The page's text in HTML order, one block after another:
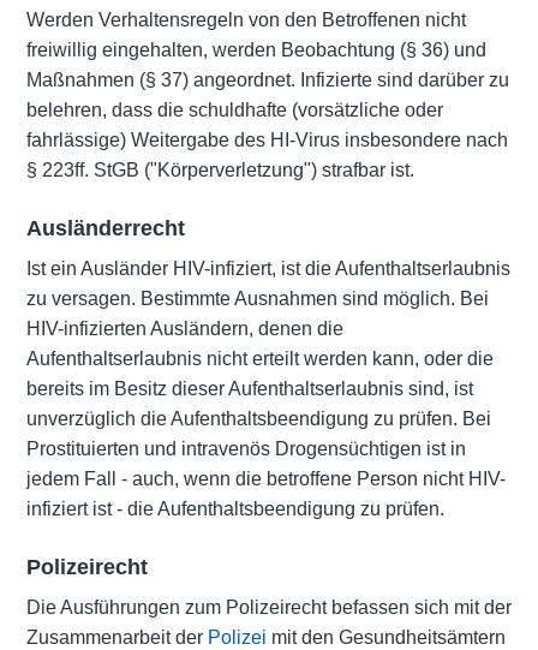
Werden Verhaltensregeln von den Betroffenen nicht
freiwillig eingehalten, werden Beobachtung (§ 36) und
Maßnahmen (§ 37) angeordnet. Infizierte sind darüber zu
belehren, dass die schuldhafte (vorsätzliche oder
fahrlässige) Weitergabe des HI-Virus insbesondere nach
§ 223ff. StGB ("Körperverletzung") strafbar ist.
Ausländerrecht
Ist ein Ausländer HIV-infiziert, ist die Aufenthaltserlaubnis
zu versagen. Bestimmte Ausnahmen sind möglich. Bei
HIV-infizierten Ausländern, denen die
Aufenthaltserlaubnis nicht erteilt werden kann, oder die
bereits im Besitz dieser Aufenthaltserlaubnis sind, ist
unverzüglich die Aufenthaltsbeendigung zu prüfen. Bei
Prostituierten und intravenös Drogensüchtigen ist in
jedem Fall - auch, wenn die betroffene Person nicht HIV-
infiziert ist - die Aufenthaltsbeendigung zu prüfen.
Polizeirecht
Die Ausführungen zum Polizeirecht befassen sich mit der
Zusammenarbeit der Polizei mit den Gesundheitsämtern